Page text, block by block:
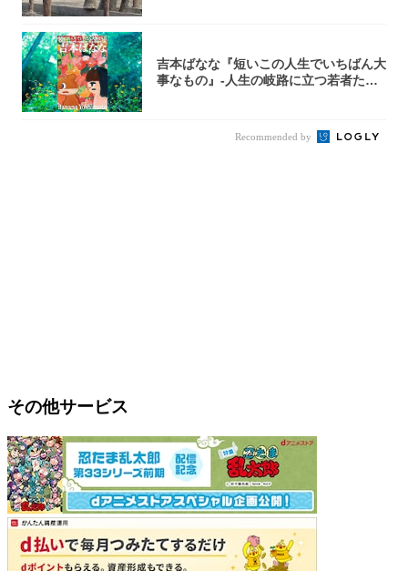
吉本ばなな『短いこの人生でいちばん大
事なもの』-人生の岐路に立つ若者たち
Recommended by
その他サービス